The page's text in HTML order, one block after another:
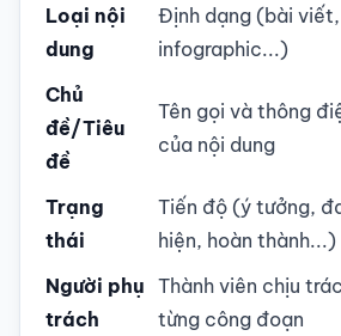
Loại nội
dung
Định dạng (bài
infographic...)
Chủ
đề/Tiêu
đề
Tên gọi và thông
của nội dung
Trạng
thái
Tiến độ (ý tưởng,
hiện, hoàn thành...)
Người phụ
trách
Thành viên chịu
từng công đoạn